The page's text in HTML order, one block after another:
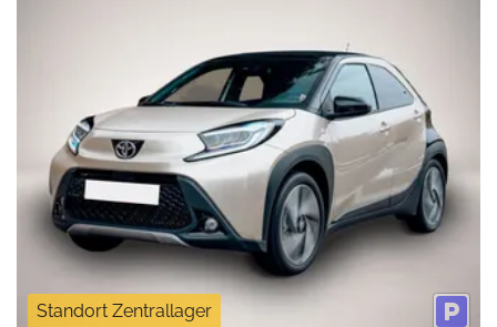
Standort Zentrallager